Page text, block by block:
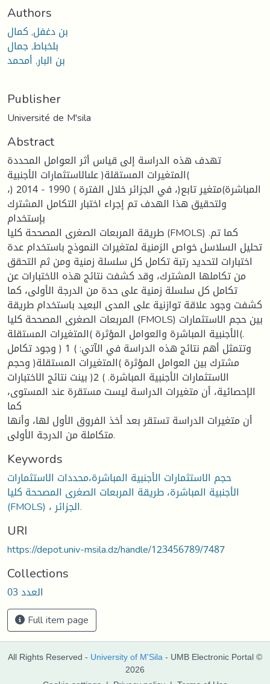
Authors
بن دغفل, كمال
بلخباط, جمال
بن البار, أمحمد
Publisher
Université de M'sila
Abstract
تهدف هذه الدراسة إلى قياس أثر العوامل المحددة
)المتغيرات المستقلة( علىالاستثمارات الأجنبية
المباشرة)متغير تابع(، في الجزائر خلال الفترة ) 1990 - 2014 (،
ولتحقيق هذا الهدف تم إجراء اختبار التكامل المشترك
بإستخدام
طريقة المربعات الصغرى المصححة كليا (FMOLS) .كما تم
تحليل السلاسل خواص الزمنية لمتغيرات النموذج باستخدام عدة
اختبارات لتحديد رتبة تكامل كل سلسلة زمنية ومن ثم التحقق
من تكاملها المشترك، وقد كشفت نتائج هذه الاختبارات عن
تكامل كل سلسلة زمنية على حدة من الدرجة الأولى، كما
كشفت وجود علاقة توازنية على المدى البعيد باستخدام طريقة
المربعات الصغرى المصححة كليا (FMOLS) بين حجم الاستثمارات
الأجنبية المباشرة والعوامل المؤثرة )المتغيرات المستقلة(.
وتتمثل أهم نتائج هذه الدراسة في الآتي: ) 1 ( وجود تكامل
مشترك بين العوامل المؤثرة )المتغيرات المستقلة( وحجم
الاستثمارات الأجنبية المباشرة. ) 2( بينت نتائج الاختبارات
الإحصائية، أن متغيرات الدراسة ليست مستقرة عند المستوى،
كما
أن متغيرات الدراسة تستقر بعد أخذ الفروق الأول لها، وأنها
متكاملة من الدرجة الأولى.
Keywords
حجم الاستثمارات الأجنبية المباشرة،محددات الاستثمارات
الأجنبية المباشرة، طريقة المربعات الصغرى المصححة كليا
(FMOLS) ، الجزائر.
URI
https://depot.univ-msila.dz/handle/123456789/7487
Collections
العدد 03
Full item page
All Rights Reserved - University of M'Sila - UMB Electronic Portal ©
2026